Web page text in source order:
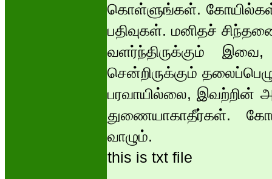
கொள்ளுங்கள்.
பதிவுகள். மனிதச்
வளர்ந்திருக்கும்
சென்றிருக்கும்
பரவாயில்லை, இவற்றின்
துணையாகாதீர்கள்.
வாழும்.
this is txt file